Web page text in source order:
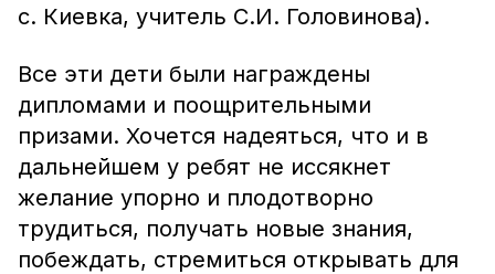
с. Киевка, учитель С.И. Головинова).
Все эти дети были награждены
дипломами и поощрительными
призами. Хочется надеяться, что и в
дальнейшем у ребят не иссякнет
желание упорно и плодотворно
трудиться, получать новые знания,
побеждать, стремиться открывать для